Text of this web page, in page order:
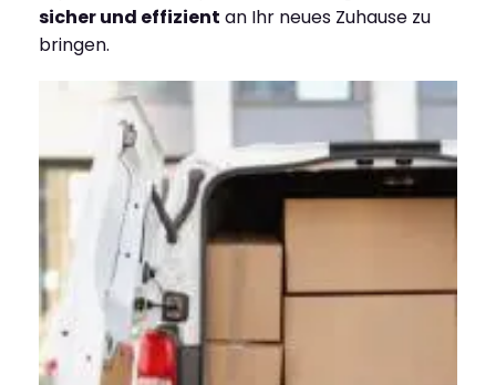
sicher und effizient an Ihr neues Zuhause zu
bringen.